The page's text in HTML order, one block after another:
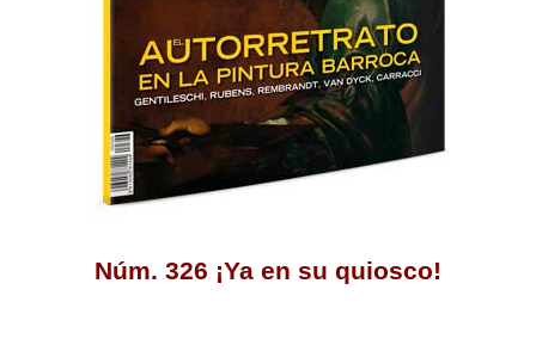
Núm. 326 ¡Ya en su quiosco!